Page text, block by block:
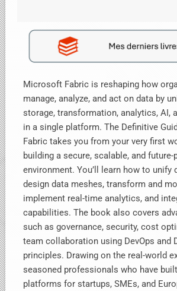
Microsoft Fabric is reshaping how
manage, analyze, and act on data by
storage, transformation, analytics, AI,
in a single platform. The Definitive
Fabric takes you from your very first
building a secure, scalable, and
environment. You’ll learn how to unify
design data meshes, transform and
implement real-time analytics, and
capabilities. The book also covers
such as governance, security, cost
team collaboration using DevOps and
principles. Drawing on the real-world
seasoned professionals who have
platforms for startups, SMEs, and